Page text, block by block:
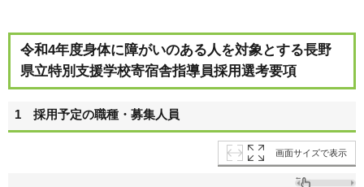
令和4年度身体に障がいのある人を対象とする長野
県立特別支援学校寄宿舎指導員採用選考要項
1 採用予定の職種・募集人員
画面サイズで表示